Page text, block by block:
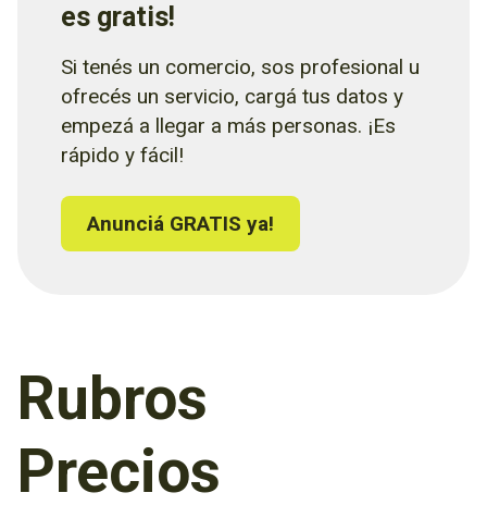
es gratis!
Si tenés un comercio, sos profesional u
ofrecés un servicio, cargá tus datos y
empezá a llegar a más personas. ¡Es
rápido y fácil!
Anunciá GRATIS ya!
Rubros
Precios